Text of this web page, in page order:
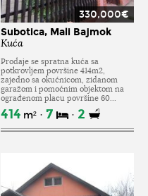
330,000€
Subotica, Mali Bajmok
Kuća
Prodaje se spratna kuća sa
potkrovljem površine 414m2,
zajedno sa okućnicom, zidanom
garažom i pomoćnim objektom na
ograđenom placu površine 60...
414 m² 7 2